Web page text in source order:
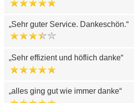
Sehr guter Service. Dankeschön.
Sehr effizient und höflich danke
alles ging gut wie immer danke